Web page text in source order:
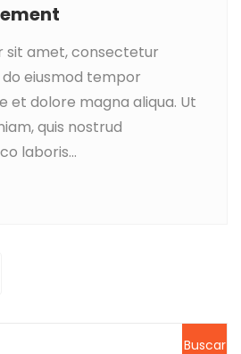
sit amet, consectetur
eiusmod tempor
et dolore magna aliqua. Ut
quis nostrud
laboris...
Buscar